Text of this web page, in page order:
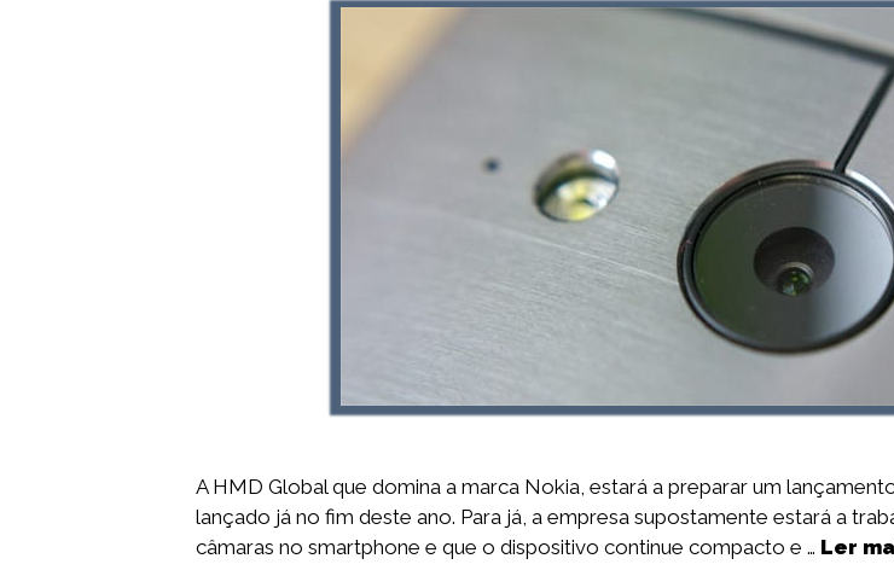
A HMD Global que domina a marca Nokia, estará a preparar um
lançado já no fim deste ano. Para já, a empresa supostamente estará a
câmaras no smartphone e que o dispositivo continue compacto e … Ler